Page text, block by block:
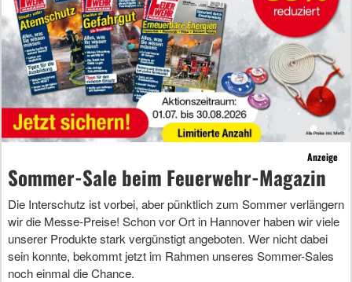
Anzeige
Sommer-Sale beim Feuerwehr-Magazin
Die Interschutz ist vorbei, aber pünktlich zum Sommer verlängern
wir die Messe-Preise! Schon vor Ort in Hannover haben wir viele
unserer Produkte stark vergünstigt angeboten. Wer nicht dabei
sein konnte, bekommt jetzt im Rahmen unseres Sommer-Sales
noch einmal die Chance.